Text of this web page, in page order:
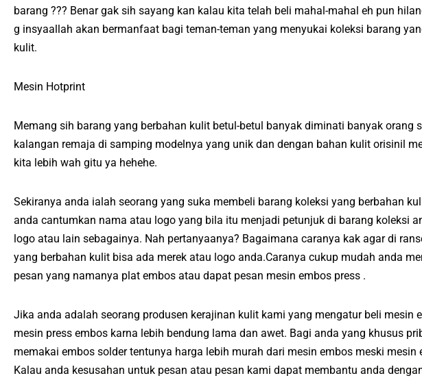
barang ??? Benar gak sih sayang kan kalau kita telah beli mahal-mahal eh pun
g insyaallah akan bermanfaat bagi teman-teman yang menyukai koleksi barang
kulit.
Mesin Hotprint
Memang sih barang yang berbahan kulit betul-betul banyak diminati banyak orang
kalangan remaja di samping modelnya yang unik dan dengan bahan kulit orisinil
kita lebih wah gitu ya hehehe.
Sekiranya anda ialah seorang yang suka membeli barang koleksi yang berbahan
anda cantumkan nama atau logo yang bila itu menjadi petunjuk di barang koleksi
logo atau lain sebagainya. Nah pertanyaanya? Bagaimana caranya kak agar di
yang berbahan kulit bisa ada merek atau logo anda.Caranya cukup mudah anda
pesan yang namanya plat embos atau dapat pesan mesin embos press .
Jika anda adalah seorang produsen kerajinan kulit kami yang mengatur beli mesin
mesin press embos karna lebih bendung lama dan awet. Bagi anda yang khusus
memakai embos solder tentunya harga lebih murah dari mesin embos meski mesin
Kalau anda kesusahan untuk pesan atau pesan kami dapat membantu anda